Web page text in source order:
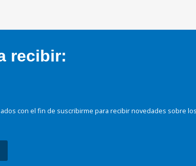
recibir:
con el fin de suscribirme para recibir novedades sobre